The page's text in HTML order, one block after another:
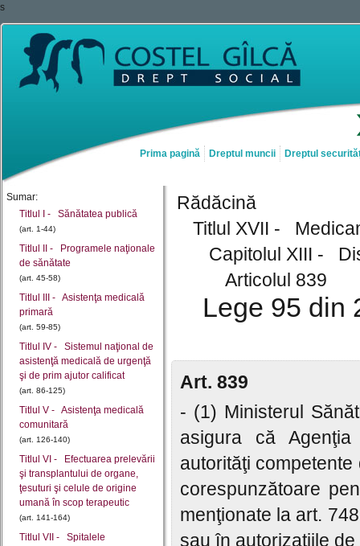
s
Prima pagină Dreptul muncii Dreptul
Sumar:
Titlul I - Sănătatea publică
(art. 1-44)
Titlul II - Programele naţionale
de sănătate
(art. 45-58)
Titlul III - Asistenţa medicală
primară
(art. 59-85)
Titlul IV - Sistemul naţional de
asistenţă medicală de urgenţă
şi de prim ajutor calificat
(art. 86-125)
Titlul V - Asistenţa medicală
comunitară
(art. 126-140)
Titlul VI - Efectuarea prelevării
şi transplantului de organe,
ţesuturi şi celule de origine
umană în scop terapeutic
(art. 141-164)
Titlul VII - Spitalele
Rădăcină
Titlul XVII -
Capitolul XIII -
Articolul 839
Lege 95 din
Art. 839
- (1) Ministerul
asigura că Agenţia
autorităţi
corespunzătoare
menţionate la art.
sau în autorizaţiile